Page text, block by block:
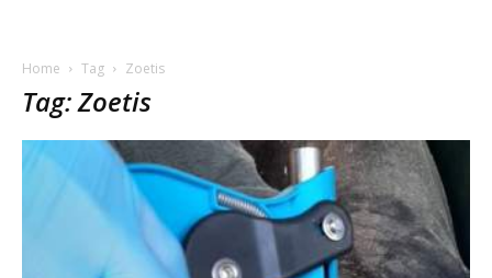
Home Tag Zoetis
Tag: Zoetis